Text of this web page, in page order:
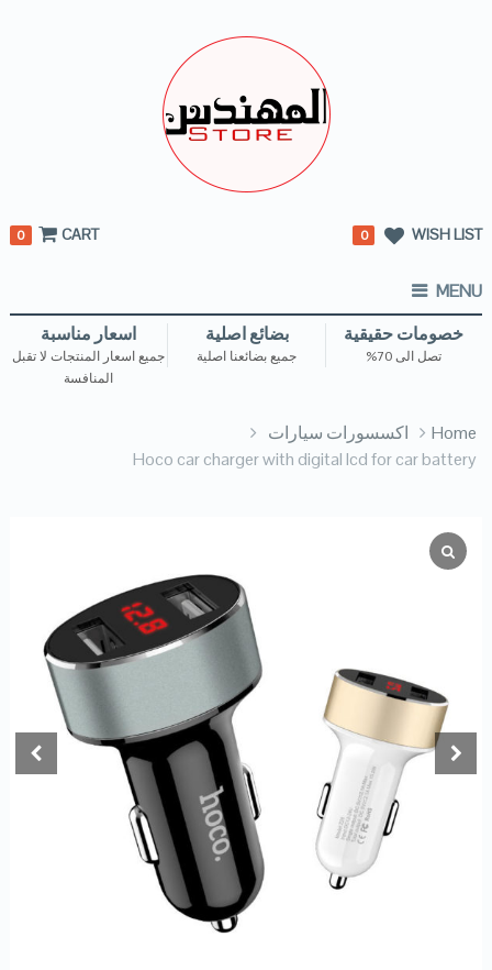
WISH LIST
0
CART
0
MENU
خصومات حقيقية
تصل الى 70%
بضائع اصلية
جميع بضائعنا اصلية
اسعار مناسبة
جميع اسعار المنتجات لا تقبل
المنافسة
Home
اكسسورات سيارات
Hoco car charger with digital lcd for car battery